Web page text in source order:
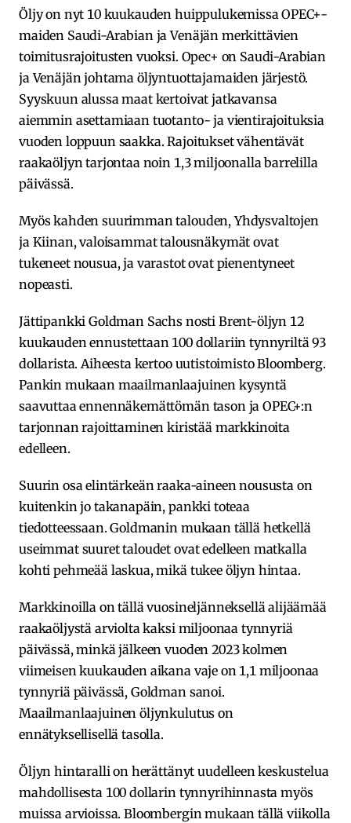
Öljy on nyt 10 kuukauden huippulukemissa OPEC+-
maiden Saudi-Arabian ja Venäjän merkittävien
toimitusrajoitusten vuoksi. Opec+ on Saudi-Arabian
ja Venäjän johtama öljyntuottajamaiden järjestö.
Syyskuun alussa maat kertoivat jatkavansa
aiemmin asettamiaan tuotanto- ja vientirajoituksia
vuoden loppuun saakka. Rajoitukset vähentävät
raakaöljyn tarjontaa noin 1,3 miljoonalla barrelilla
päivässä.
Myös kahden suurimman talouden, Yhdysvaltojen
ja Kiinan, valoisammat talousnäkymät ovat
tukeneet nousua, ja varastot ovat pienentyneet
nopeasti.
Jättipankki Goldman Sachs nosti Brent-öljyn 12
kuukauden ennustettaan 100 dollariin tynnyriltä 93
dollarista. Aiheesta kertoo uutistoimisto Bloomberg.
Pankin mukaan maailmanlaajuinen kysyntä
saavuttaa ennennäkemättömän tason ja OPEC+:n
tarjonnan rajoittaminen kiristää markkinoita
edelleen.
Suurin osa elintärkeän raaka-aineen noususta on
kuitenkin jo takanapäin, pankki toteaa
tiedotteessaan. Goldmanin mukaan tällä hetkellä
useimmat suuret taloudet ovat edelleen matkalla
kohti pehmeää laskua, mikä tukee öljyn hintaa.
Markkinoilla on tällä vuosineljänneksellä alijäämää
raakaöljystä arviolta kaksi miljoonaa tynnyriä
päivässä, minkä jälkeen vuoden 2023 kolmen
viimeisen kuukauden aikana vaje on 1,1 miljoonaa
tynnyriä päivässä, Goldman sanoi.
Maailmanlaajuinen öljynkulutus on
ennätyksellisellä tasolla.
Öljyn hintaralli on herättänyt uudelleen keskustelua
mahdollisesta 100 dollarin tynnyrihinnasta myös
muissa arvioissa. Bloombergin mukaan tällä viikolla